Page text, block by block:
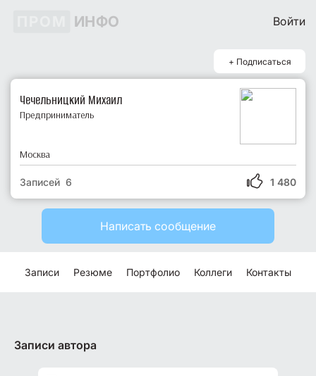
ИНФО Войти
+ Подписаться
Чечельницкий Михаил
Предприниматель
Москва
1 480
Записей 6
Написать сообщение
Записи Резюме Портфолио Коллеги Контакты
Записи автора